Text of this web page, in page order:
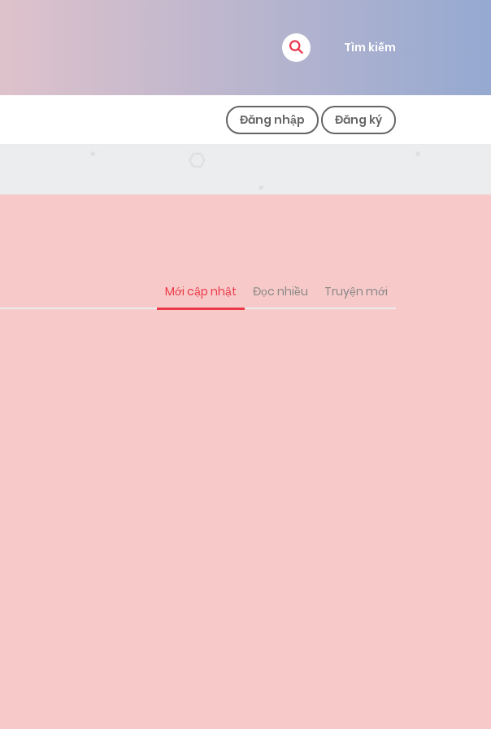
Tìm kiếm
Đăng nhập Đăng ký
Mới cập nhật Đọc nhiều Truyện mới